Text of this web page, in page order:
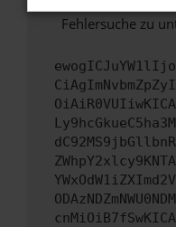
Fehlersuche zu